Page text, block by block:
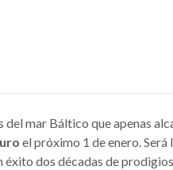
del mar Báltico que apenas
el próximo 1 de enero.
éxito dos décadas de